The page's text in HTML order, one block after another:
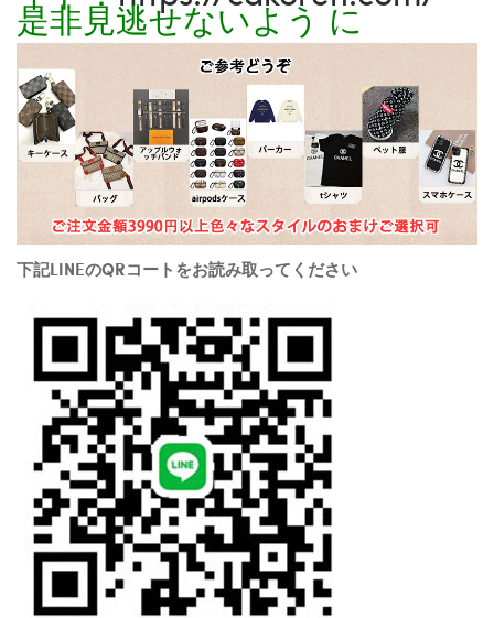
是非見逃せないよう に
下記LINEのQRコートをお読み取ってください